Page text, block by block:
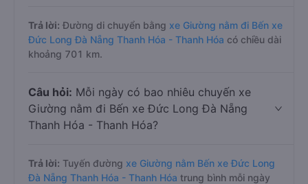
Trả lời: Đường di chuyển bằng xe Giường nằm đi Bến xe
Đức Long Đà Nẵng Thanh Hóa - Thanh Hóa có chiều dài
khoảng 701 km.
Câu hỏi: Mỗi ngày có bao nhiêu chuyến xe
Giường nằm đi Bến xe Đức Long Đà Nẵng
Thanh Hóa - Thanh Hóa?
Trả lời: Tuyến đường xe Giường nằm Bến xe Đức Long
Đà Nẵng Thanh Hóa - Thanh Hóa trung bình mỗi ngày